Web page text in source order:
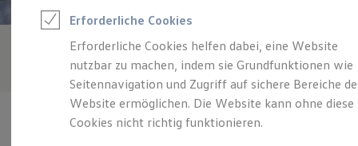
Rettungsdienste
ONE Business ID Vorteile
Fahrzeugsuche & Marktplatz
Fahrzeugsuche
Fahrzeuge online kaufen
Digitaler Marktplatz
Kauf & Finanzierung
Online-Fahrzeugbewertung
Erforderliche Cookies
Erforderliche Cookies helfen dabei, eine Website
nutzbar zu machen, indem sie Grundfunktionen wie
Seitennavigation und Zugriff auf sichere Bereiche
Website ermöglichen. Die Website kann ohne diese
Cookies nicht richtig funktionieren.